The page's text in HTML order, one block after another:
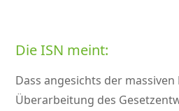
Die ISN meint:
Dass angesichts der
Überarbeitung des